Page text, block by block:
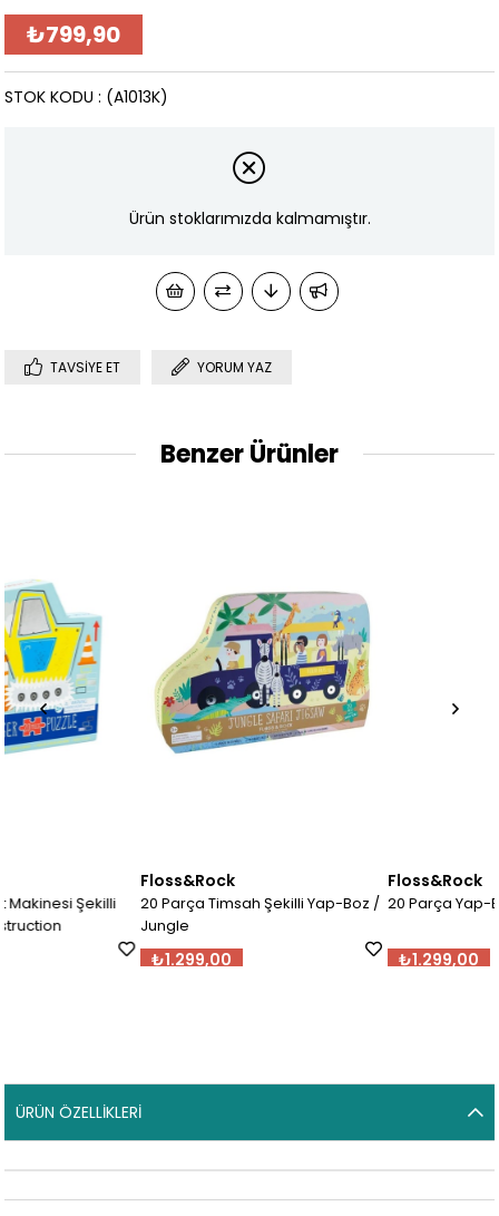
₺799,90
(A1013K)
STOK KODU
Ürün stoklarımızda kalmamıştır.
TAVSIYE ET YORUM YAZ
Benzer Ürünler
20 Parça Timsah Şekilli Yap-Boz /
Jungle
20 Parça Yap-Boz / Fairy Tale
ÜRÜN ÖZELLIKLERI